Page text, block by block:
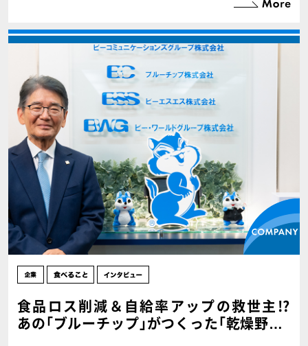
食品ロス削減＆自給率アップの救世主!?
あの｢ブルーチップ｣がつくった｢乾燥野菜｣